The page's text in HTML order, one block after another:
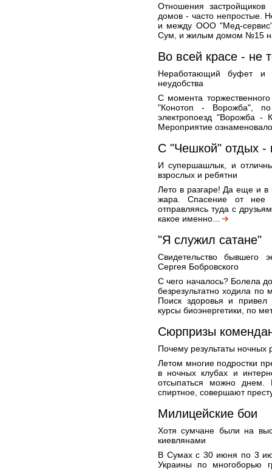
Отношения
домов - часто непростые.
и между ООО "Мед-
Сум, и жилым домом №15
Во всей красе - не
Неработающий буфет и
неудобства
С момента торжественного
"Конотоп - Ворожба",
электропоезд "Ворожба -
Мероприятие
С "Чешкой" отдых -
И супершашлык, и
взрослых и ребятни
Лето в разгаре! Да еще и в
жара. Спасение от нее
отправляясь туда с
какое именно...
"Я служил сатане"
Свидетельство бывшего
Сергея Бобровского
С чего началось? Болела
безрезультатно ходила
Поиск здоровья и привел
курсы биоэнергетики, по
Сюрпризы
Почему результаты
Летом многие подростки
в ночных клубах и
отсыпаться можно днем.
спиртное, совершают
Милицейские бои
Хотя сумчане были на
киевлянами
В Сумах с 30 июня по 3
Украины по многоборью